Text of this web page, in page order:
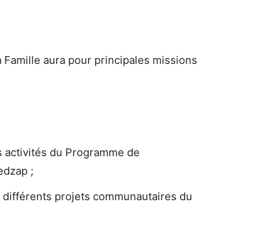
Famille aura pour principales missions
du Programme de
;
projets communautaires du